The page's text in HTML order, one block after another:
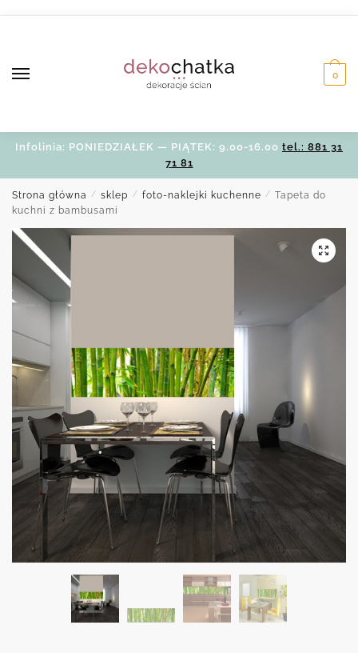
0
Infolinia: PONIEDZIAŁEK — PIĄTEK: 9.00-16.00 tel.: 881 31
71 81
Strona główna / sklep / foto-naklejki kuchenne / Tapeta do
kuchni z bambusami